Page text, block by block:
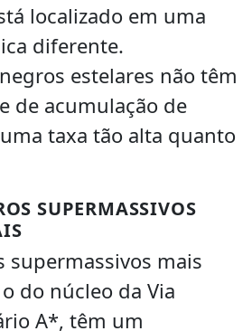
localizado em uma
diferente.
estelares não têm
de acumulação de
taxa tão alta quanto
SUPERMASSIVOS
supermassivos mais
do núcleo da Via
A*, têm um